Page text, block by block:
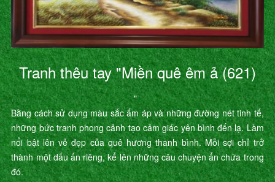
Tranh thêu tay "Miền quê êm ả (621)
"
Bằng cách sử dụng màu sắc ấm áp và những đường nét tinh tế,
những bức tranh phong cảnh tạo cảm giác yên bình đến lạ. Làm
nổi bật lên vẻ đẹp của quê hương thanh bình. Mỗi sợi chỉ trở
thành một dấu ấn riêng, kể lên những câu chuyện ẩn chứa trong
đó.